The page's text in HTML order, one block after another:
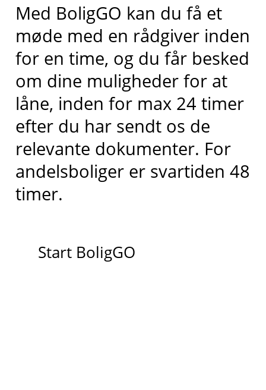
Med BoligGO kan du få et
møde med en rådgiver inden
for en time, og du får besked
om dine muligheder for at
låne, inden for max 24 timer
efter du har sendt os de
relevante dokumenter. For
andelsboliger er svartiden 48
timer.
Start BoligGO